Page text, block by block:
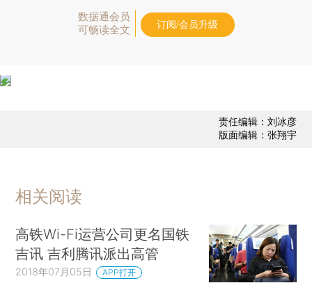
数据通会员
可畅读全文
订阅/会员升级
责任编辑：刘冰彦
版面编辑：张翔宇
相关阅读
高铁Wi-Fi运营公司更名国铁
吉讯 吉利腾讯派出高管
2018年07月05日 APP打开